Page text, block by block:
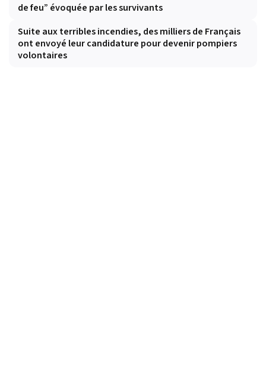
de feu” évoquée par les survivants
Suite aux terribles incendies, des milliers de Français
ont envoyé leur candidature pour devenir pompiers
volontaires